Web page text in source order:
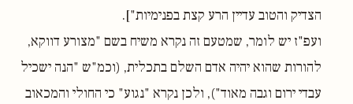
הצדיק והטוב עדיין הרע קצת בפנימיות"].
ועפ"ז יש לומר, שמטעם זה נקרא משיח בשם "מצורע דווקא,
להורות שהוא יהיה אדם השלם בתכלית, (וכמ"ש "הנה ישכיל
עבדי ירום וגבה מאוד"), ולכן נקרא "נגוע" כי החולי והמכאוב